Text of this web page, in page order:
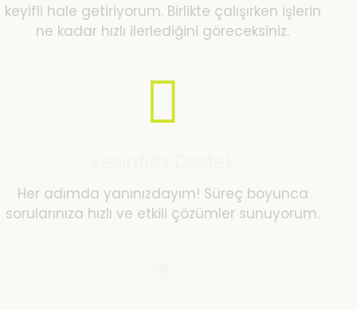
keyifli hale getiriyorum. Birlikte çalışırken işlerin
ne kadar hızlı ilerlediğini göreceksiniz.
Her adımda yanınızdayım! Süreç boyunca
sorularınıza hızlı ve etkili çözümler sunuyorum.